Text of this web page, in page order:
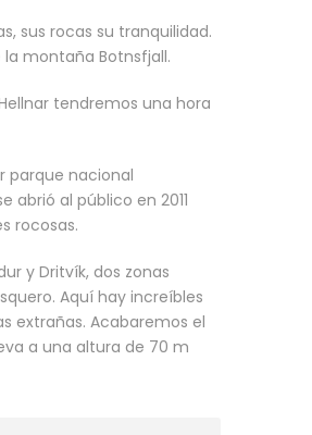
sus rocas su tranquilidad.
montaña Botnsfjall.
tendremos una hora
parque nacional
abrió al público en 2011
rocosas.
y Dritvík, dos zonas
Aquí hay increíbles
extrañas. Acabaremos el
a una altura de 70 m